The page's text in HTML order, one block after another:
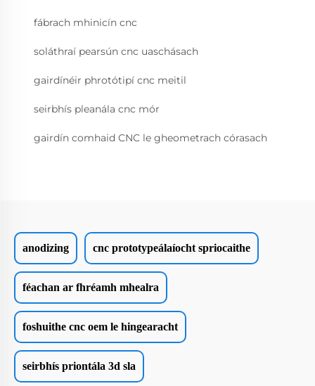
fábrach mhinicín cnc
soláthraí pearsún cnc uaschásach
gairdínéir phrotótipí cnc meitil
seirbhís pleanála cnc mór
gairdín comhaid CNC le gheometrach córasach
anodizing cnc prototypeálaíocht spriocaithe
féachan ar fhréamh mhealra
foshuithe cnc oem le hingearacht
seirbhís priontála 3d sla